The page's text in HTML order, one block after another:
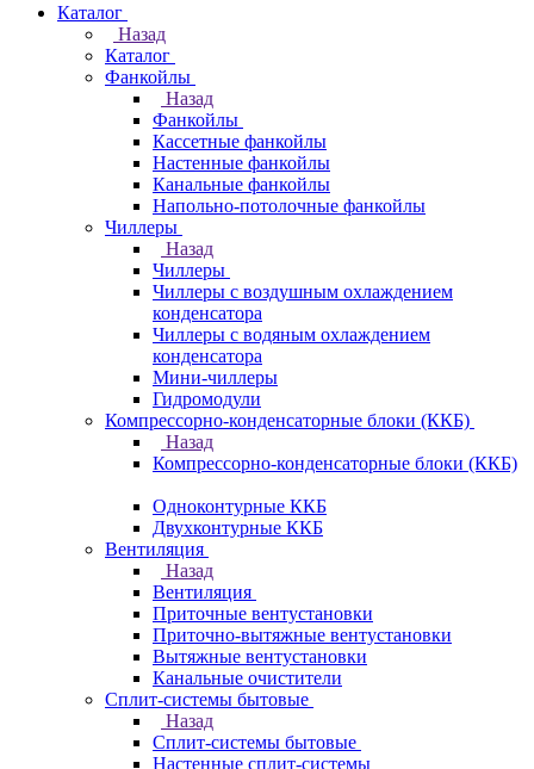
Каталог
Назад
Каталог
Фанкойлы
Назад
Фанкойлы
Кассетные фанкойлы
Настенные фанкойлы
Канальные фанкойлы
Напольно-потолочные фанкойлы
Чиллеры
Назад
Чиллеры
Чиллеры с воздушным охлаждением
конденсатора
Чиллеры с водяным охлаждением
конденсатора
Мини-чиллеры
Гидромодули
Компрессорно-конденсаторные блоки (ККБ)
Назад
Компрессорно-конденсаторные блоки (ККБ)
Одноконтурные ККБ
Двухконтурные ККБ
Вентиляция
Назад
Вентиляция
Приточные вентустановки
Приточно-вытяжные вентустановки
Вытяжные вентустановки
Канальные очистители
Сплит-системы бытовые
Назад
Сплит-системы бытовые
Настенные сплит-системы